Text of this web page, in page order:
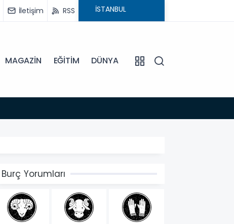
İletişim RSS
MAGAZİN EĞİTİM DÜNYA
Burç Yorumları